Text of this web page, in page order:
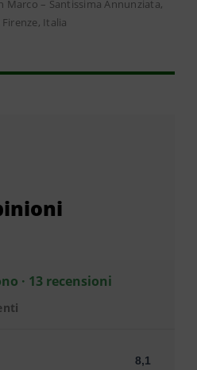
Marco – Santissima Annunziata,
Firenze, Italia
· 13 recensioni
8,1